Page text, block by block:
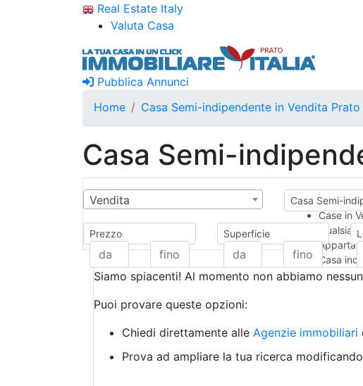
Real Estate Italy
Valuta Casa
Pubblica Annunci
Home
Casa Semi-indipendente in Vendita Prato
Casa Semi-
Vendita
Casa Semi-
Case in
Qualsiasi
Casa
Casa
Rustico/
Camera
Prezzo Superficie
Siamo spiacenti! Al momento non abbiamo
Puoi provare queste opzioni:
Chiedi direttamente alle Agenzie immobiliari
Prova ad ampliare la tua ricerca